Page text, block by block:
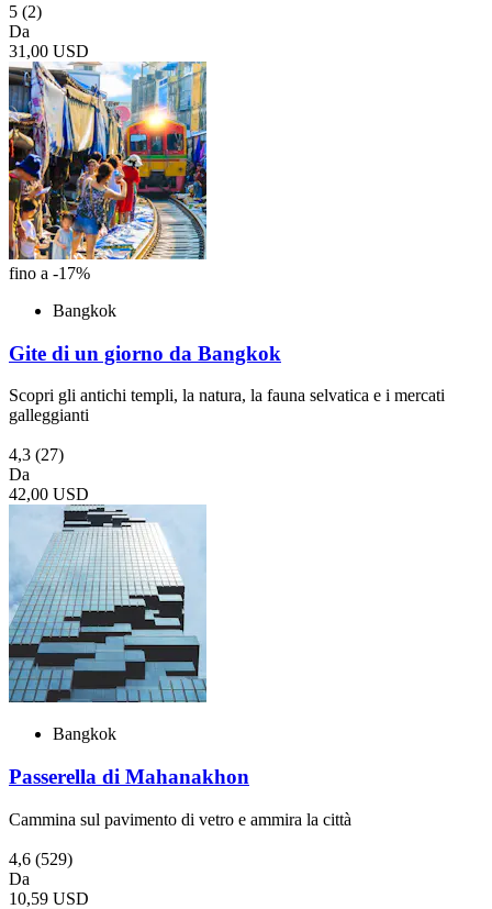
5 (2)
Da
31,00 USD
fino a -17%
Bangkok
Gite di un giorno da Bangkok
Scopri gli antichi templi, la natura, la fauna selvatica e i mercati
galleggianti
4,3 (27)
Da
42,00 USD
Bangkok
Passerella di Mahanakhon
Cammina sul pavimento di vetro e ammira la città
4,6 (529)
Da
10,59 USD